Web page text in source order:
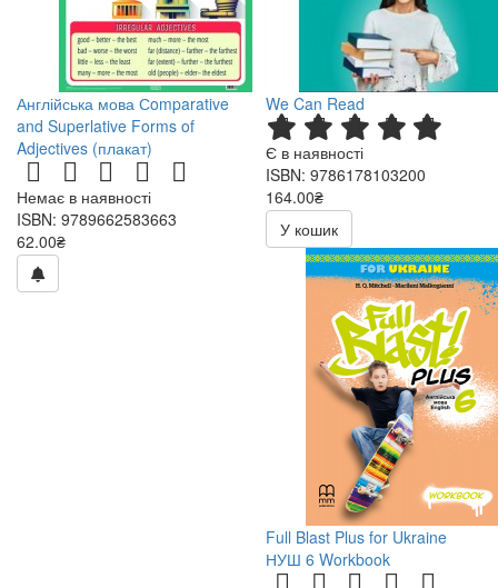
Англійська мова Сomparative
and Superlative Forms of
Adjectives (плакат)
Немає в наявності
ISBN: 9789662583663
62.00₴
We Can Read
Є в наявності
ISBN: 9786178103200
164.00₴
У кошик
Full Blast Plus for Ukraine
НУШ 6 Workbook